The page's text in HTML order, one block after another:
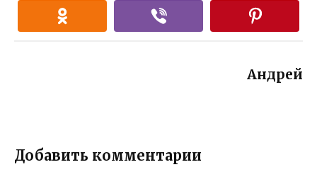
Андрей
Добавить комментарии